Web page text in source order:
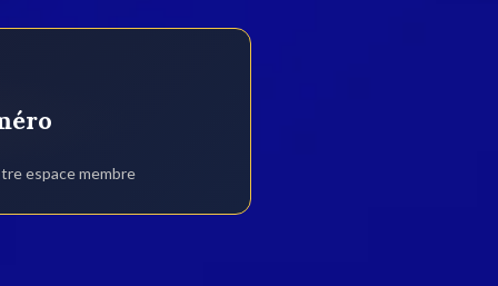
espace membre